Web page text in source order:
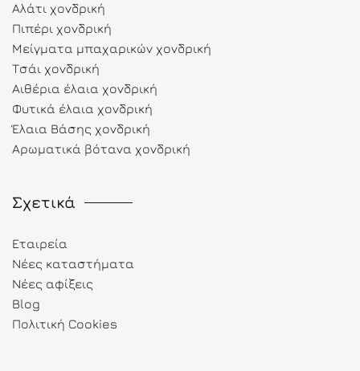
Αλάτι χονδρική
Πιπέρι χονδρική
Μείγματα μπαχαρικών χονδρική
Τσάι χονδρική
Αιθέρια έλαια χονδρική
Φυτικά έλαια χονδρική
Έλαια Βάσης χονδρική
Αρωματικά βότανα χονδρική
Σχετικά
Εταιρεία
Νέες καταστήματα
Νέες αφίξεις
Blog
Πολιτική Cookies